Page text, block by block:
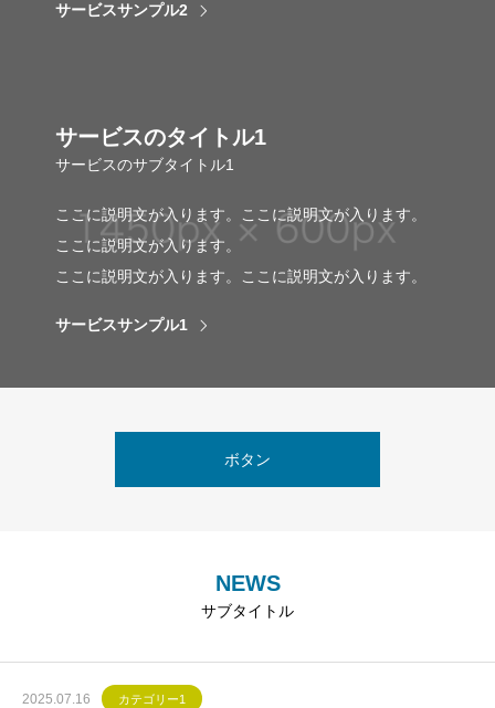
サービスサンプル2
サービスのタイトル1
サービスのサブタイトル1
ここに説明文が入ります。ここに説明文が入ります。
ここに説明文が入ります。
ここに説明文が入ります。ここに説明文が入ります。
サービスサンプル1
ボタン
NEWS
サブタイトル
2025.07.16 カテゴリー1